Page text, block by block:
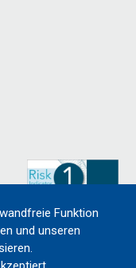
Funktion
und unseren